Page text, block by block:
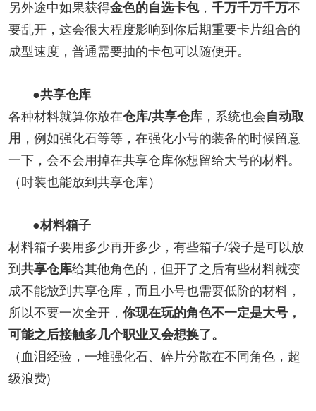
另外途中如果获得金色的自选卡包， 千万千万千万不
要乱开，这会很大程度影响到你后期重要卡片组合的
成型速度，普通需要抽的卡包可以随便开。
●共享仓库
各种材料就算你放在仓库/共享仓库 ，系统也会自动取
用 ，例如强化石等等，在强化小号的装备的时候留意
一下，会不会用掉在共享仓库你想留给大号的材料。
（时装也能放到共享仓库）
●材料箱子
材料箱子要用多少再开多少，有些箱子/袋子是可以放
到共享仓库给其他角色的，但开了之后有些材料就变
成不能放到共享仓库，而且小号也需要低阶的材料，
所以不要一次全开， 你现在玩的角色不一定是大号，
可能之后接触多几个职业又会想换了。
（血泪经验，一堆强化石、碎片分散在不同角色，超
级浪费)